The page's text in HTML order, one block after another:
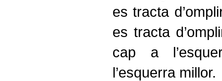
es tracta
es tracta
cap a
l’esquerra millor.